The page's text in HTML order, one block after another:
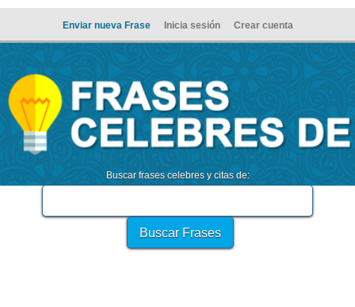
Enviar nueva Frase Inicia sesión Crear cuenta
Buscar frases celebres y citas de: